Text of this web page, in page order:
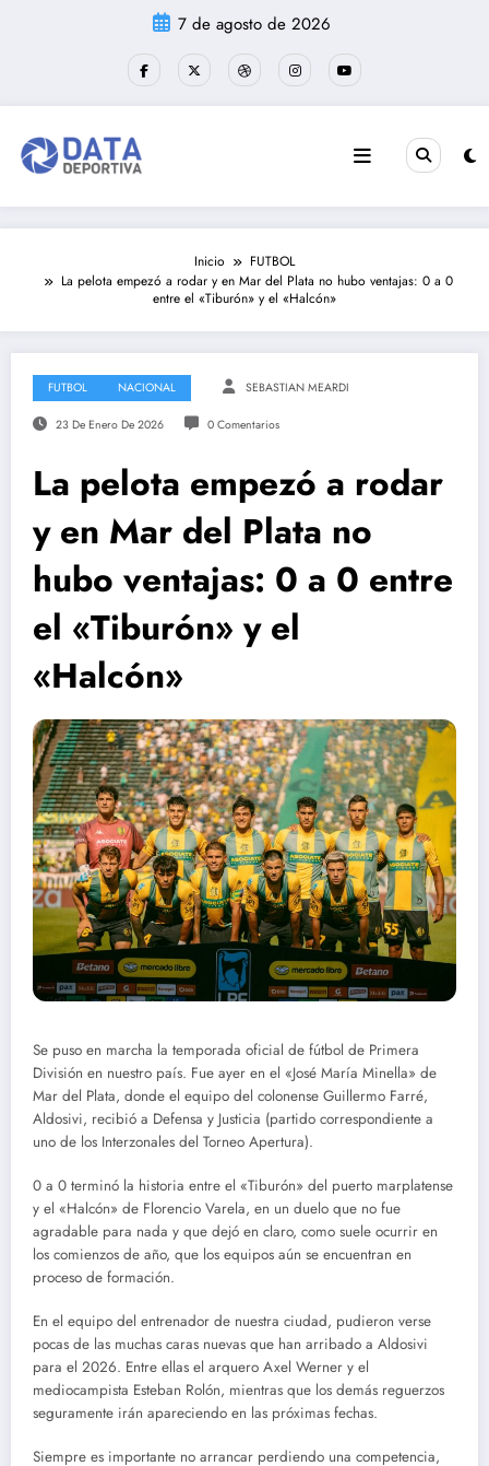
7 de agosto de 2026
Inicio
FUTBOL
La pelota empezó a rodar y en Mar del Plata no hubo ventajas: 0 a 0
entre el «Tiburón» y el «Halcón»
FUTBOL NACIONAL SEBASTIAN MEARDI
23 De Enero De 2026 0 Comentarios
La pelota empezó a rodar
y en Mar del Plata no
hubo ventajas: 0 a 0 entre
el «Tiburón» y el
«Halcón»
Se puso en marcha la temporada oficial de fútbol de Primera
División en nuestro país. Fue ayer en el «José María Minella» de
Mar del Plata, donde el equipo del colonense Guillermo Farré,
Aldosivi, recibió a Defensa y Justicia (partido correspondiente a
uno de los Interzonales del Torneo Apertura).
0 a 0 terminó la historia entre el «Tiburón» del puerto marplatense
y el «Halcón» de Florencio Varela, en un duelo que no fue
agradable para nada y que dejó en claro, como suele ocurrir en
los comienzos de año, que los equipos aún se encuentran en
proceso de formación.
En el equipo del entrenador de nuestra ciudad, pudieron verse
pocas de las muchas caras nuevas que han arribado a Aldosivi
para el 2026. Entre ellas el arquero Axel Werner y el
mediocampista Esteban Rolón, mientras que los demás reguerzos
seguramente irán apareciendo en las próximas fechas.
Siempre es importante no arrancar perdiendo una competencia,